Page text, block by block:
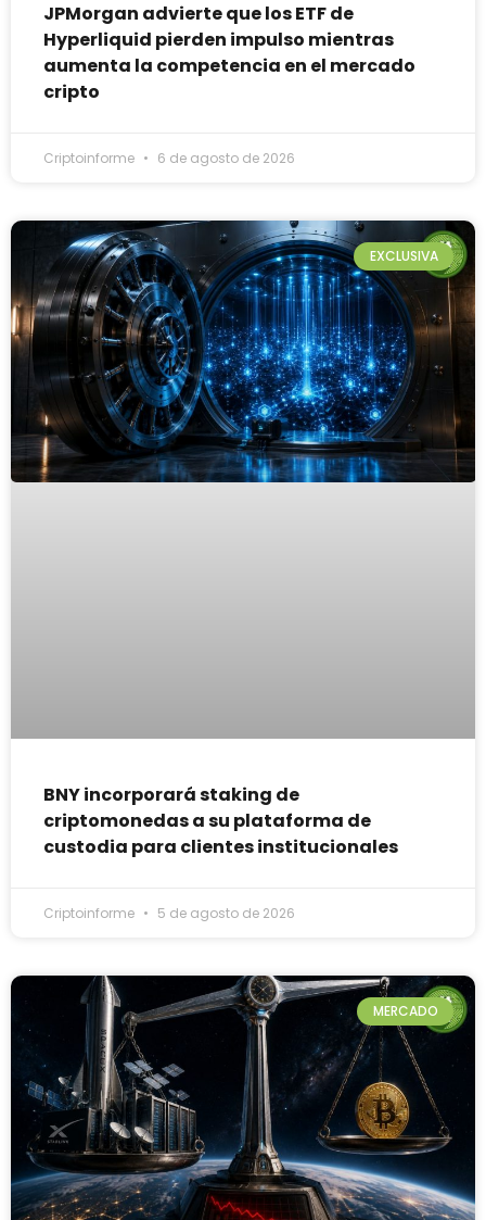
JPMorgan advierte que los ETF de
Hyperliquid pierden impulso mientras
aumenta la competencia en el mercado
cripto
Criptoinforme 6 de agosto de 2026
EXCLUSIVA
BNY incorporará staking de
criptomonedas a su plataforma de
custodia para clientes institucionales
Criptoinforme 5 de agosto de 2026
MERCADO